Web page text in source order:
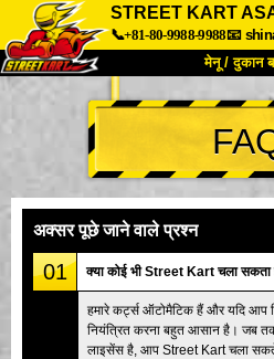
STREET KART
📞+81-80-9988-9988📧
मेनू / दुकान
TOP
हमारे बारे में विशेषताएँ
कंपनी
शाखा
टोक्यो शिनागावा #1
टोक्यो अकीहबारा#2
अक्सर पूछे जाने वाले प्रश्न
01 क्या कोई भी Street Kart चला सकता
हमारे कर्ट्स ऑटोमैटिक हैं और यदि आप
नियंत्रित करना बहुत आसान है। जब
लाइसेंस है, आप Street Kart चला